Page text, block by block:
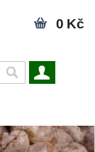
0 Kč